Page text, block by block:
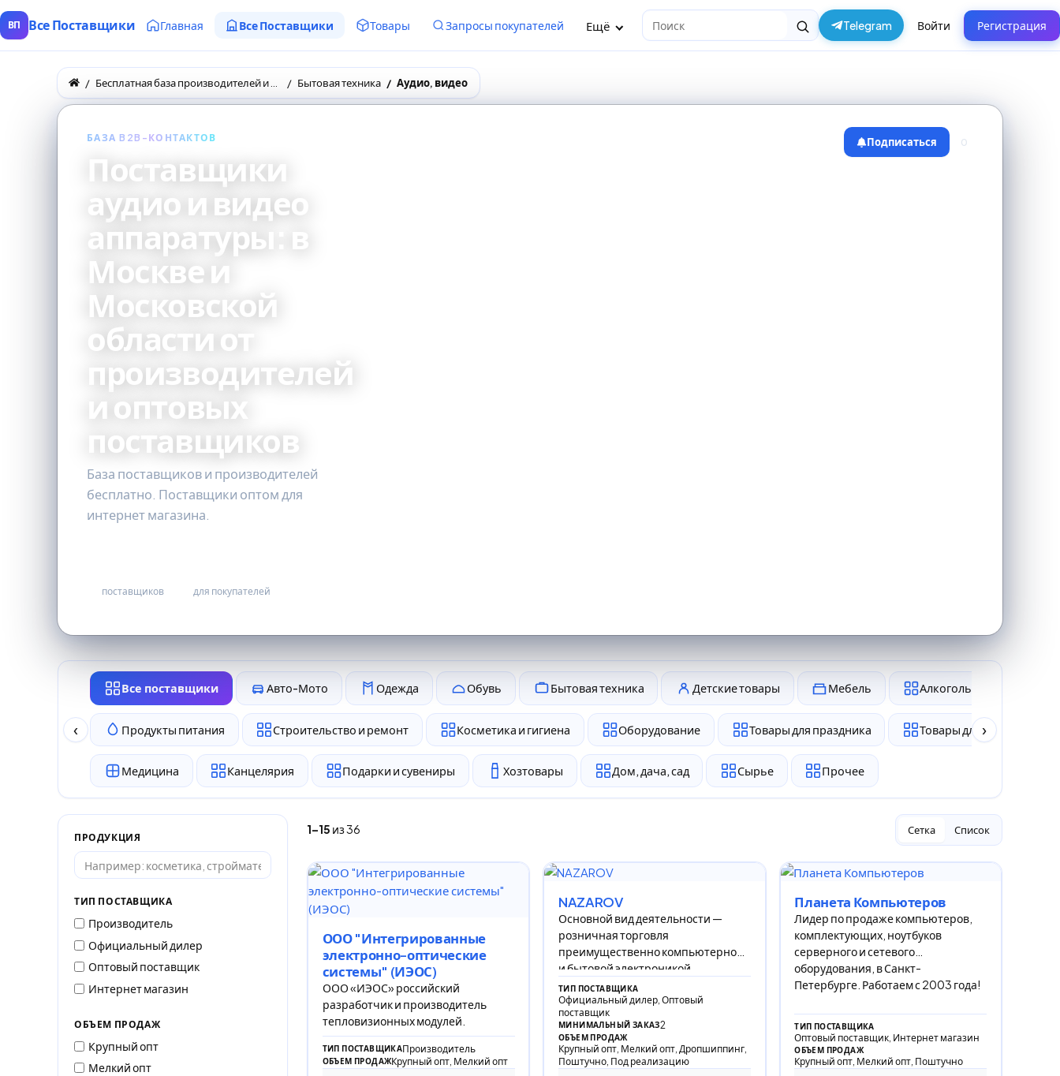
ВП Все Поставщики Главная Все Поставщики Товары Запросы покупателей Ещё Поиск Telegram Войти Регистрация
Бытовая техника Аудио, видео
БАЗА B2B-КОНТАКТОВ
Поставщики
аудио и видео
аппаратуры: в
Москве и
Московской
области от
производителей
и оптовых
поставщиков
База поставщиков и производителей
бесплатно. Поставщики оптом для
интернет магазина.
поставщиков для покупателей
Подписаться 0
‹
Все поставщики Авто-Мото Одежда Обувь Бытовая техника Детские товары Мебель Алкоголь и табак
Продукты питания Строительство и ремонт Косметика и гигиена Оборудование Товары для праздника Товары для животных
Медицина Канцелярия Подарки и сувениры Хозтовары Дом, дача, сад Сырье Прочее
›
ПРОДУКЦИЯ
ТИП ПОСТАВЩИКА
Производитель
Официальный дилер
Оптовый поставщик
Интернет магазин
ОБЪЕМ ПРОДАЖ
Крупный опт
Мелкий опт
1–15 из 36 Сетка Список
ООО "Интегрированные
электронно-оптические
системы" (ИЭОС)
ООО «ИЭОС» российский
разработчик и производитель
тепловизионных модулей.
ТИП ПОСТАВЩИКАПроизводитель
ОБЪЕМ ПРОДАЖКрупный опт, Мелкий опт
NAZAROV
Основной вид деятельности —
розничная торговля
преимущественно компьютерной
и бытовой электроникой.
ТИП ПОСТАВЩИКА
Официальный дилер, Оптовый
поставщик
МИНИМАЛЬНЫЙ ЗАКАЗ2
ОБЪЕМ ПРОДАЖ
Крупный опт, Мелкий опт, Дропшиппинг,
Поштучно, Под реализацию
Планета Компьютеров
Лидер по продаже компьютеров,
комплектующих, ноутбуков
серверного и сетевого
оборудования, в Санкт-
Петербурге. Работаем с 2003 года!
ТИП ПОСТАВЩИКА
Оптовый поставщик, Интернет магазин
ОБЪЕМ ПРОДАЖ
Крупный опт, Мелкий опт, Поштучно